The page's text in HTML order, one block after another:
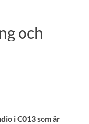
Personal
och
i C013 som är